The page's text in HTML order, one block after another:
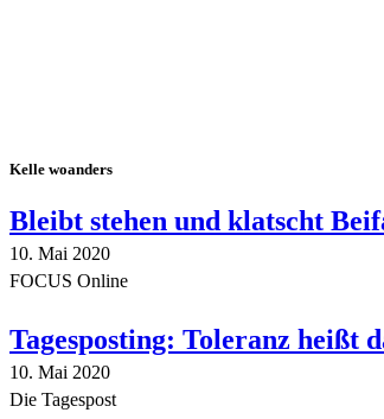
Kelle woanders
Bleibt stehen und klatscht
10. Mai 2020
FOCUS Online
Tagesposting: Toleranz heißt
10. Mai 2020
Die Tagespost